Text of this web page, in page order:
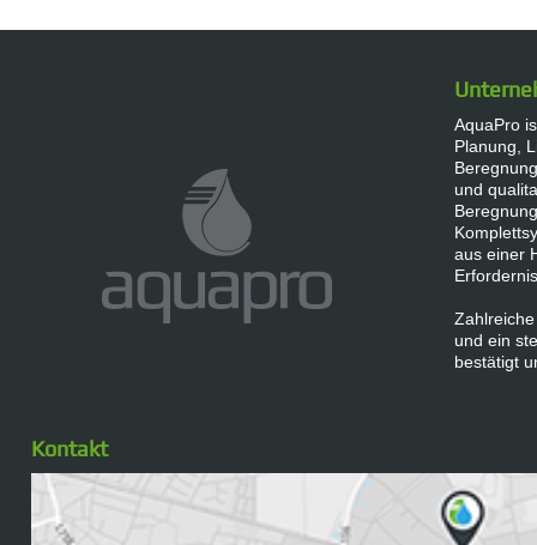
AquaPro
Planung,
und
aus einer
und ein
bestätigt
Kontakt